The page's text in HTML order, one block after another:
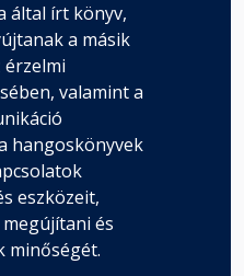
által írt könyv,
a másik
érzelmi
valamint a
hangoskönyvek
eszközeit,
és
minőségét.